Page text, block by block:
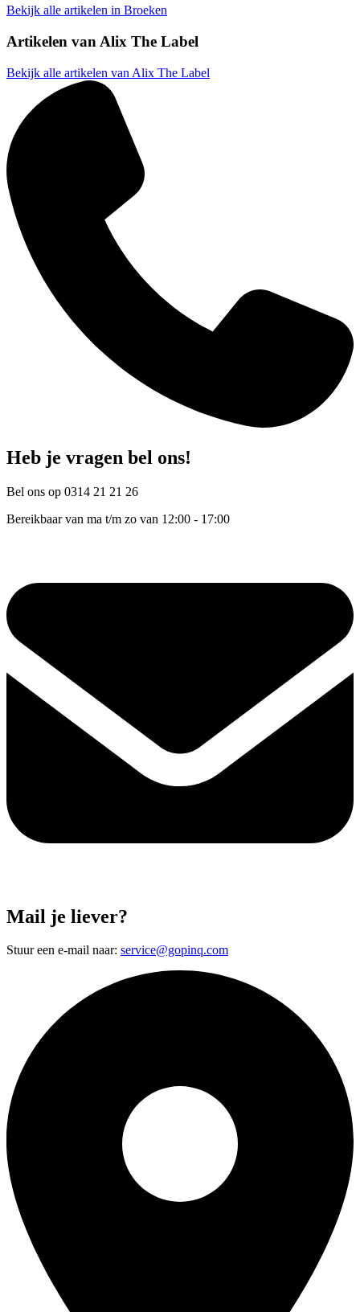
Bekijk alle artikelen in Broeken
Artikelen van Alix The Label
Bekijk alle artikelen van Alix The Label
Heb je vragen bel ons!
Bel ons op 0314 21 21 26
Bereikbaar van ma t/m zo van 12:00 - 17:00
Mail je liever?
Stuur een e-mail naar: service@gopinq.com